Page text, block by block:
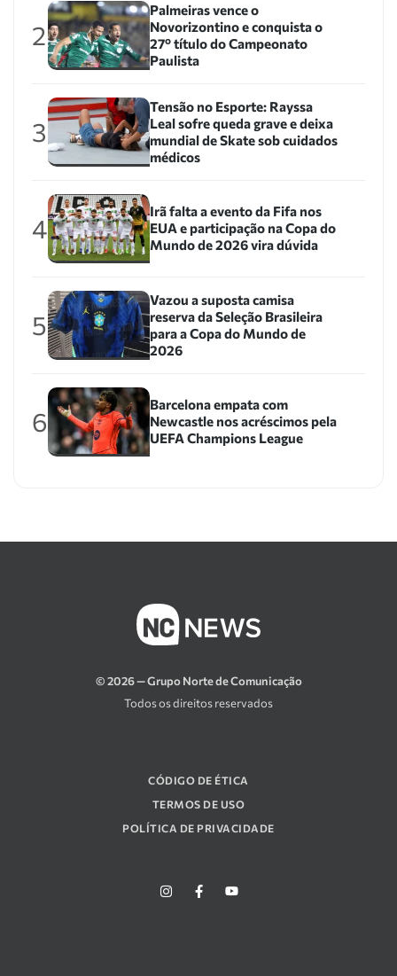
2
Palmeiras vence o
Novorizontino e conquista o
27º título do Campeonato
Paulista
3
Tensão no Esporte: Rayssa
Leal sofre queda grave e deixa
mundial de Skate sob cuidados
médicos
4
Irã falta a evento da Fifa nos
EUA e participação na Copa do
Mundo de 2026 vira dúvida
5
Vazou a suposta camisa
reserva da Seleção Brasileira
para a Copa do Mundo de
2026
6
Barcelona empata com
Newcastle nos acréscimos pela
UEFA Champions League
© 2026 — Grupo Norte de Comunicação
Todos os direitos reservados
CÓDIGO DE ÉTICA
TERMOS DE USO
POLÍTICA DE PRIVACIDADE